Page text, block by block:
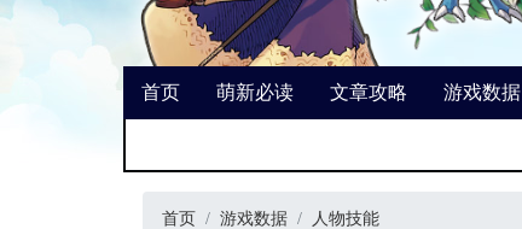
首页 萌新必读 文章攻略 游戏数据
首页 游戏数据 人物技能